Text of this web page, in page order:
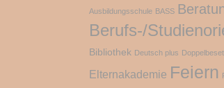
Ausbildungsschule BASS
Berufs-/
Bibliothek Deutsch plus
Elternakademie Feiern